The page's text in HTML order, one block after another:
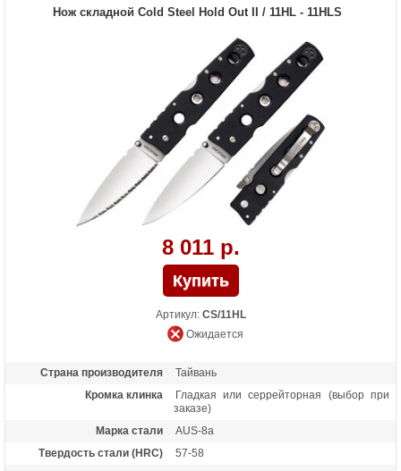
Нож складной Cold Steel Hold Out II / 11HL - 11HLS
8 011 р.
Артикул: CS/11HL
Ожидается
Страна производителя
Тайвань
Кромка клинка
Гладкая или серрейторная (выбор при
заказе)
Марка стали
AUS-8a
Твердость стали (HRC)
57-58